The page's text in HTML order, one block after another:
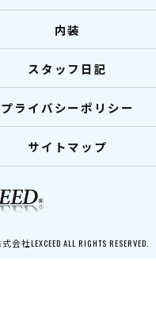
内装
スタッフ日記
プライバシーポリシー
サイトマップ
ALL RIGHTS RESERVED.